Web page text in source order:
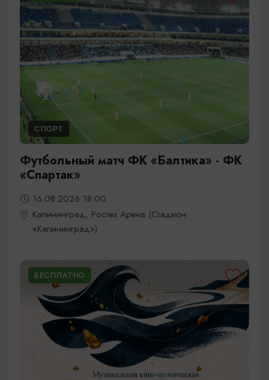
СПОРТ
Футбольный матч ФК «Балтика» - ФК
«Спартак»
16.08.2026 18:00
Калининград, Ростех Арена (Стадион
«Калининград»)
БЕСПЛАТНО